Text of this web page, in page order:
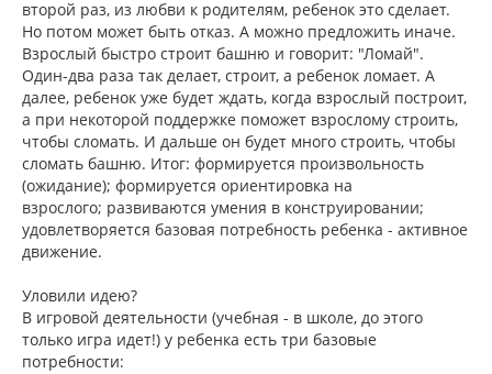
второй раз, из любви к родителям, ребенок это сделает.
Но потом может быть отказ. А можно предложить иначе.
Взрослый быстро строит башню и говорит: "Ломай".
Один-два раза так делает, строит, а ребенок ломает. А
далее, ребенок уже будет ждать, когда взрослый построит,
а при некоторой поддержке поможет взрослому строить,
чтобы сломать. И дальше он будет много строить, чтобы
сломать башню. Итог: формируется произвольность
(ожидание); формируется ориентировка на
взрослого; развиваются умения в конструировании;
удовлетворяется базовая потребность ребенка - активное
движение.
Уловили идею?
В игровой деятельности (учебная - в школе, до этого
только игра идет!) у ребенка есть три базовые
потребности: